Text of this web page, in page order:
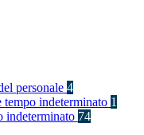
personale 4
tempo indeterminato 1
indeterminato 74